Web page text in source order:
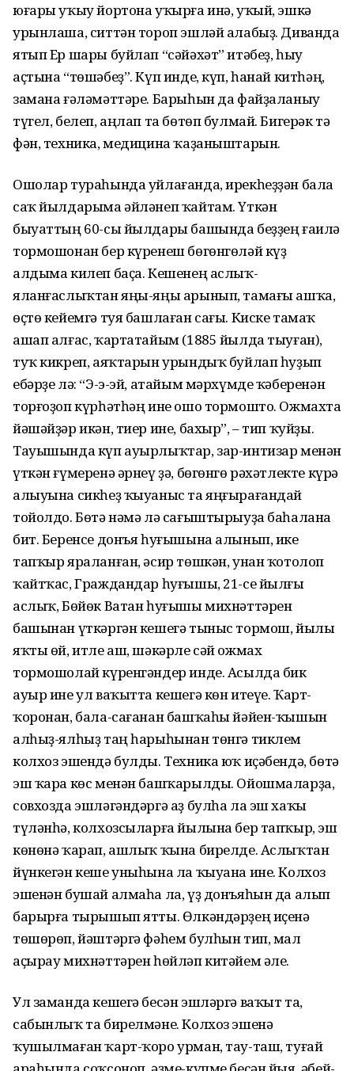
юғары уҡыу йортона уҡырға инә, уҡый, эшкә
урынлаша, ситтән тороп эшләй алабыҙ. Диванда
ятып Ер шары буйлап “сәйәхәт” итәбеҙ, һыу
аҫтына “төшәбеҙ”. Күп инде, күп, һанай китһәң,
замана ғәләмәттәре. Барыһын да файҙаланыу
түгел, белеп, аңлап та бөтөп булмай. Бигерәк тә
фән, техника, медицина ҡаҙаныштарын.
Ошолар тураһында уйлағанда, ирекһеҙҙән бала
саҡ йылдарыма әйләнеп ҡайтам. Үткән
быуаттың 60-сы йылдары башында беҙҙең ғаилә
тормошонан бер күренеш бөгөнгөләй күҙ
алдыма килеп баҫа. Кешенең аслыҡ-
яланғаслыҡтан яңы-яңы арынып, тамағы ашҡа,
өҫтө кейемгә туя башлаған сағы. Киске тамаҡ
ашап алғас, ҡартатайым (1885 йылда тыуған),
туҡ кикреп, аяҡтарын урындыҡ буйлап һуҙып
ебәрҙе лә: “Э-э-эй, атайым мәрхүмде ҡәберенән
торғоҙоп күрһәтһәң ине ошо тормошто. Ожмахта
йәшәйҙәр икән, тиер ине, бахыр”, – тип ҡуйҙы.
Тауышында күп ауырлыҡтар, зар-интизар менән
үткән ғүмеренә әрнеү ҙә, бөгөнгө рәхәтлекте күрә
алыуына сикһеҙ ҡыуаныс та яңғырағандай
тойолдо. Бөтә нәмә лә сағыштырыуҙа баһалана
бит. Беренсе донъя һуғышына алынып, ике
тапҡыр яраланған, әсир төшкән, унан ҡотолоп
ҡайтҡас, Граждандар һуғышы, 21-се йылғы
аслыҡ, Бөйөк Ватан һуғышы михнәттәрен
башынан үткәргән кешегә тыныс тормош, йылы
яҡты өй, итле аш, шәкәрле сәй ожмах
тормошолай күренгәндер инде. Асылда бик
ауыр ине ул ваҡытта кешегә көн итеүе. Ҡарт-
ҡоронан, бала-сағанан башҡаһы йәйен-ҡышын
алһыҙ-ялһыҙ таң һарыһынан төнгә тиклем
колхоз эшендә булды. Техника юҡ иҫәбендә, бөтә
эш ҡара көс менән башҡарылды. Ойошмаларҙа,
совхозда эшләгәндәргә аҙ булһа ла эш хаҡы
түләнһә, колхозсыларға йылына бер тапҡыр, эш
көнөнә ҡарап, ашлыҡ ҡына бирелде. Аслыҡтан
йүнкегән кеше уныһына ла ҡыуана ине. Колхоз
эшенән бушай алмаһа ла, үҙ донъяһын да алып
барырға тырышып ятты. Өлкәндәрҙең иҫенә
төшөрөп, йәштәргә фәһем булһын тип, мал
аҫырау михнәттәрен һөйләп китәйем әле.
Ул заманда кешегә бесән эшләргә ваҡыт та,
сабынлыҡ та бирелмәне. Колхоз эшенә
ҡушылмаған ҡарт-ҡоро урман, тау-таш, туғай